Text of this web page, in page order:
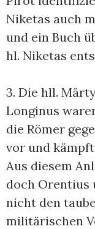
Niketas auch
und ein Buch
hl. Niketas
3. Die hll.
Longinus
die Römer
vor und
Aus diesem
doch Orentius
nicht den
militärischen